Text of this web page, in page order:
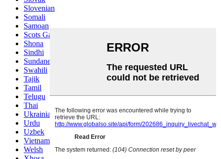
Slovenian
Somali
Samoan
Scots Gaelic
Shona
Sindhi
Sundanese
Swahili
Tajik
Tamil
Telugu
Thai
Ukrainian
Urdu
Uzbek
Vietnamese
Welsh